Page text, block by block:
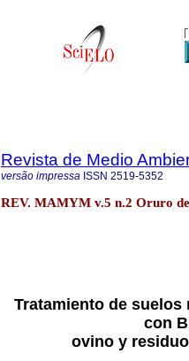
Revista de Medio
versão impressa ISSN 2519-5352
REV. MAMYM v.5 n.2 Oruro
Tratamiento de
con
ovino y